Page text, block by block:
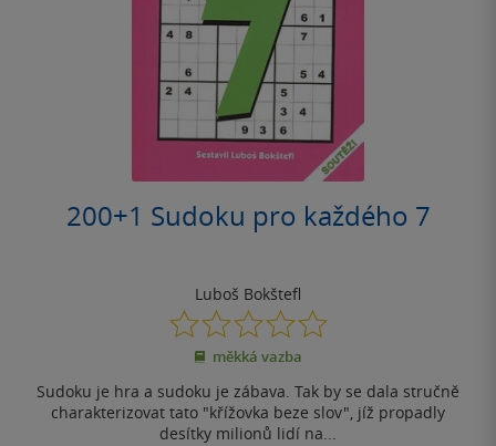
200+1 Sudoku pro každého 7
Luboš Bokštefl
0.0
z
5
měkká vazba
Sudoku je hra a sudoku je zábava. Tak by se dala stručně
charakterizovat tato "křížovka beze slov", jíž propadly
desítky milionů lidí na...